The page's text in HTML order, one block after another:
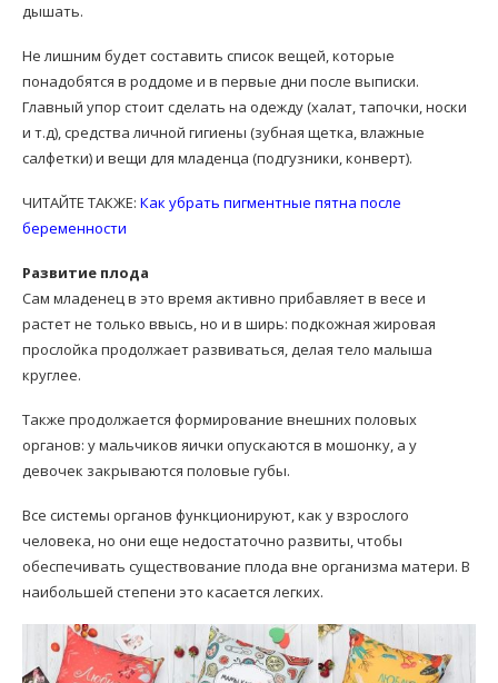
дышать.
Не лишним будет составить список вещей, которые
понадобятся в роддоме и в первые дни после выписки.
Главный упор стоит сделать на одежду (халат, тапочки, носки
и т.д), средства личной гигиены (зубная щетка, влажные
салфетки) и вещи для младенца (подгузники, конверт).
ЧИТАЙТЕ ТАКЖЕ: Как убрать пигментные пятна после
беременности
Развитие плода
Сам младенец в это время активно прибавляет в весе и
растет не только ввысь, но и в ширь: подкожная жировая
прослойка продолжает развиваться, делая тело малыша
круглее.
Также продолжается формирование внешних половых
органов: у мальчиков яички опускаются в мошонку, а у
девочек закрываются половые губы.
Все системы органов функционируют, как у взрослого
человека, но они еще недостаточно развиты, чтобы
обеспечивать существование плода вне организма матери. В
наибольшей степени это касается легких.